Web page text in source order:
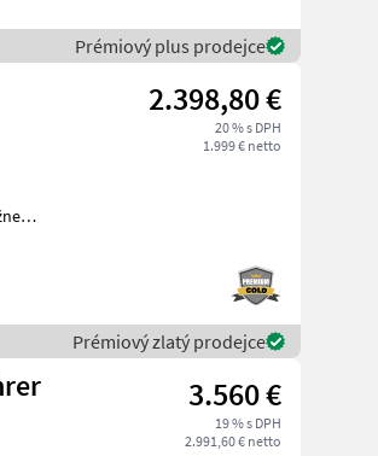
Prémiový plus prodejce
2.398,80 €
20 % s DPH
1.999 € netto
Prémiový zlatý prodejce
3.560 €
19 % s DPH
2.991,60 € netto